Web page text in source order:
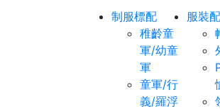
制服標配
稚齡童
軍/幼童
軍
童軍/行
義/羅浮
服裝